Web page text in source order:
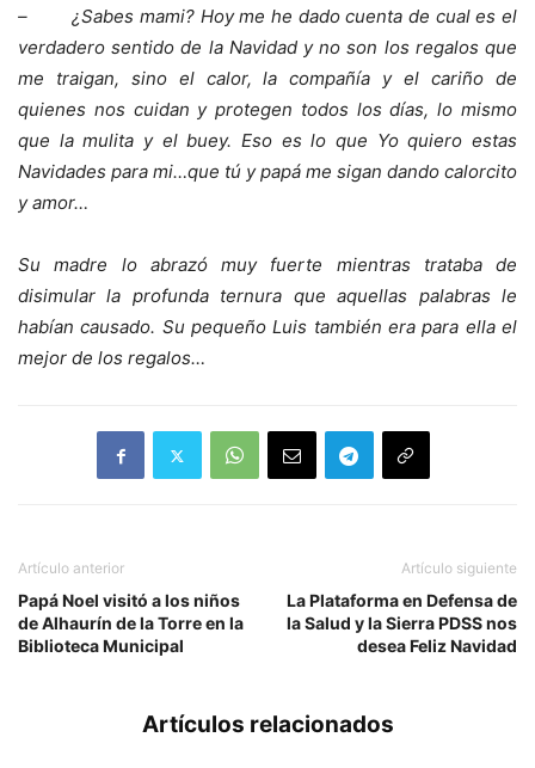
–
¿Sabes mami? Hoy me he dado cuenta de cual es el
verdadero sentido de la Navidad y no son los regalos que
me traigan, sino el calor, la compañía y el cariño de
quienes nos cuidan y protegen todos los días, lo mismo
que la mulita y el buey. Eso es lo que Yo quiero estas
Navidades para mi…que tú y papá me sigan dando calorcito
y amor…
Su madre lo abrazó muy fuerte mientras trataba de
disimular la profunda ternura que aquellas palabras le
habían causado. Su pequeño Luis también era para ella el
mejor de los regalos…
Artículo anterior
Papá Noel visitó a los niños
de Alhaurín de la Torre en la
Biblioteca Municipal
Artículo siguiente
La Plataforma en Defensa de
la Salud y la Sierra PDSS nos
desea Feliz Navidad
Artículos relacionados